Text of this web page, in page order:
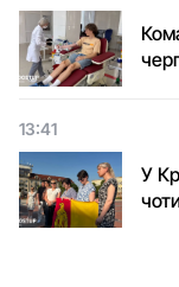
13:41
У